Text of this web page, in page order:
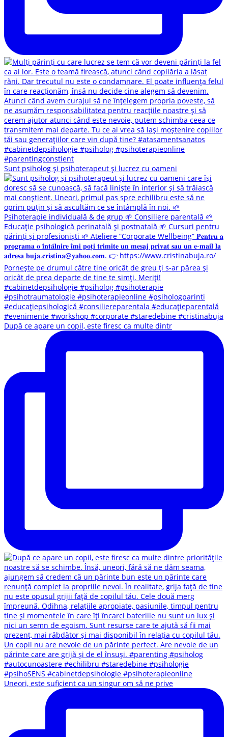
Sunt psiholog și psihoterapeut și lucrez cu oameni
După ce apare un copil, este firesc ca multe dintr
Uneori, este suficient ca un singur om să ne prive